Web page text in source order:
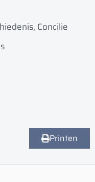
Concilie
Printen